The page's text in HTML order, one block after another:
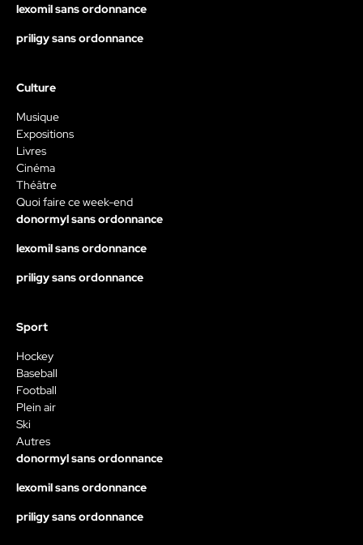
lexomil sans ordonnance
priligy sans ordonnance
Culture
Musique
Expositions
Livres
Cinéma
Théâtre
Quoi faire ce week-end
donormyl sans ordonnance
lexomil sans ordonnance
priligy sans ordonnance
Sport
Hockey
Baseball
Football
Plein air
Ski
Autres
donormyl sans ordonnance
lexomil sans ordonnance
priligy sans ordonnance